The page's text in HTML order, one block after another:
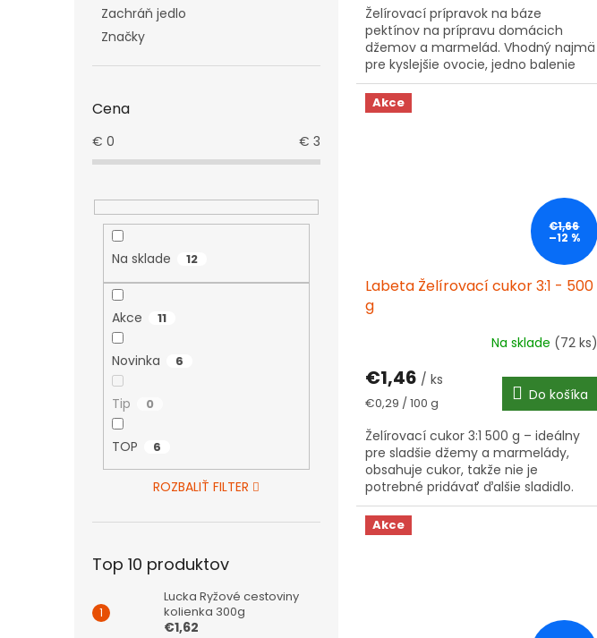
Zachráň jedlo
Značky
Cena
€ 0 € 3
Na sklade 12
Akce 11
Novinka 6
Tip 0
TOP 6
ROZBALIŤ FILTER
Top 10 produktov
Lucka Ryžové cestoviny
kolienka 300g
€1,62
Želírovací prípravok na báze
pektínov na prípravu domácich
džemov a marmelád. Vhodný najmä
pre kyslejšie ovocie, jedno balenie
vystačí na 1 kg ovocia. Zloženie:
cukor, pektíny...
Akce
€1,66
–12 %
Labeta Želírovací cukor 3:1 - 500
g
Na sklade (72 ks)
€1,46 / ks
Jednotková
€0,29 / 100 g Do košíka
Želírovací cukor 3:1 500 g – ideálny
pre sladšie džemy a marmelády,
obsahuje cukor, takže nie je
potrebné pridávať ďalšie sladidlo.
Akce